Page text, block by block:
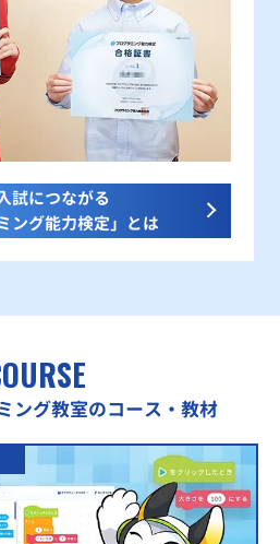
試につながる
ング能力検定」とは
ング教室のコース・教材